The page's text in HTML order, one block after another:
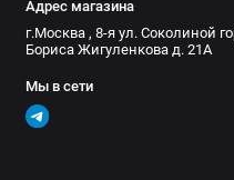
Адрес магазина
г.Москва , 8-я ул. Соколиной
Бориса Жигуленкова д. 21А
Мы в сети